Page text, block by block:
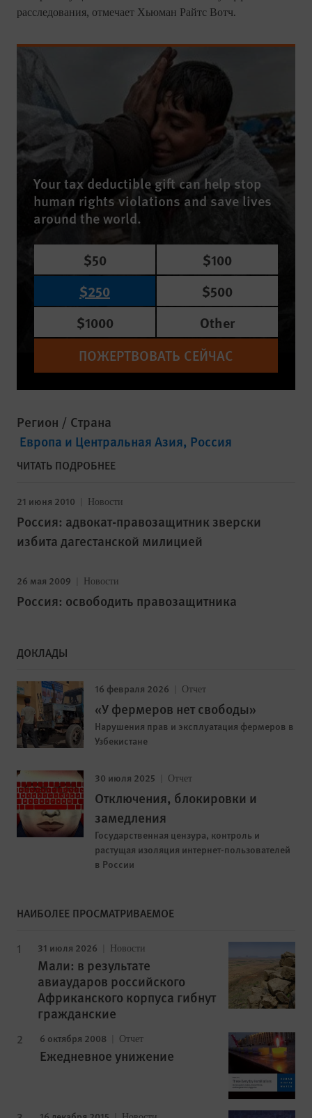
расследования, отмечает Хьюман Райтс Вотч.
Your tax deductible gift can help stop
human rights violations and save lives
around the world.
$50
$100
$250
$500
$1000
Other
ПОЖЕРТВОВАТЬ СЕЙЧАС
Регион / Страна
Европа и Центральная Азия Россия
ЧИТАТЬ ПОДРОБНЕЕ
21 июня 2010 Новости
Россия: адвокат-правозащитник зверски
избита дагестанской милицией
26 мая 2009 Новости
Россия: освободить правозащитника
ДОКЛАДЫ
16 февраля 2026 Отчет
«У фермеров нет свободы»
Нарушения прав и эксплуатация фермеров в
Узбекистане
30 июля 2025 Отчет
Отключения, блокировки и
замедления
Государственная цензура, контроль и
растущая изоляция интернет-пользователей
в России
НАИБОЛЕЕ ПРОСМАТРИВАЕМОЕ
31 июля 2026 Новости
Мали: в результате
авиаударов российского
Африканского корпуса гибнут
гражданские
6 октября 2008 Отчет
Ежедневное унижение